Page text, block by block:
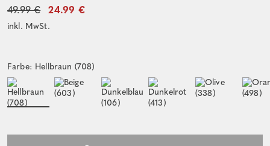
49.99 € 24.99 €
inkl. MwSt.
Farbe: Hellbraun (708)